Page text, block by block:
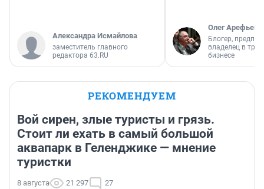
Александра Исмайлова
заместитель главного
редактора 63.RU
Олег Арефьев
Блогер,
владелец в
бизнесе
РЕКОМЕНДУЕМ
Вой сирен, злые туристы и грязь.
Стоит ли ехать в самый большой
аквапарк в Геленджике — мнение
туристки
8 августа 21 297 27